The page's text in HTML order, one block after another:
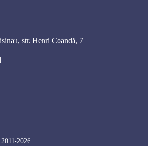
str. Henri Coandă, 7
2026